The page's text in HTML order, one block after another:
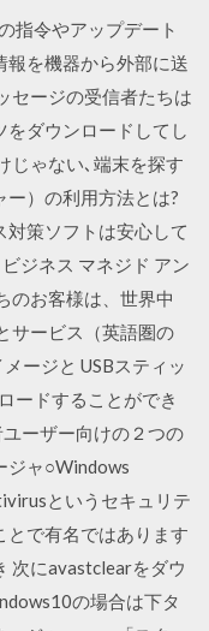
指令やアップデート
報を機器から外部に送
セージの受信者たちは
ダウンロードしてし
じゃない､端末を探す
）の利用方法とは?
策ソフトは安心して
ジネス マネジド アン
のお客様は、世界中
サービス（英語圏の
ージと USBスティッ
ードすることができ
ーザー向けの２つの
ジャ○Windows
というセキュリテ
とで有名ではあります
次にavastclearをダウ
の場合は下タ